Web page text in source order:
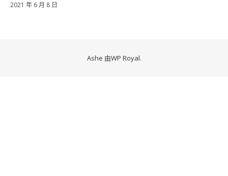
2021 年 6 月 8 日
Ashe 由WP Royal.